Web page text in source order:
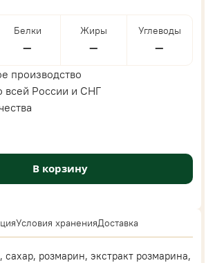
Белки
—
Жиры
—
Углеводы
—
производство
всей России и СНГ
В корзину
Условия храненияДоставка
сахар, розмарин, экстракт розмарина,